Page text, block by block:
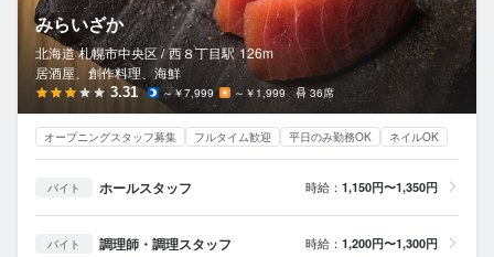
みらいざか
北海道 札幌市中央区 / 西８丁目駅 126m
居酒屋、創作料理、海鮮
3.31 ～￥7,999 ～￥1,999 36席
オープニングスタッフ募集 フルタイム歓迎 平日のみ勤務OK ネイルOK
バイト ホールスタッフ 時給： 1,150円〜1,350円
バイト 調理師・調理スタッフ 時給： 1,200円〜1,300円